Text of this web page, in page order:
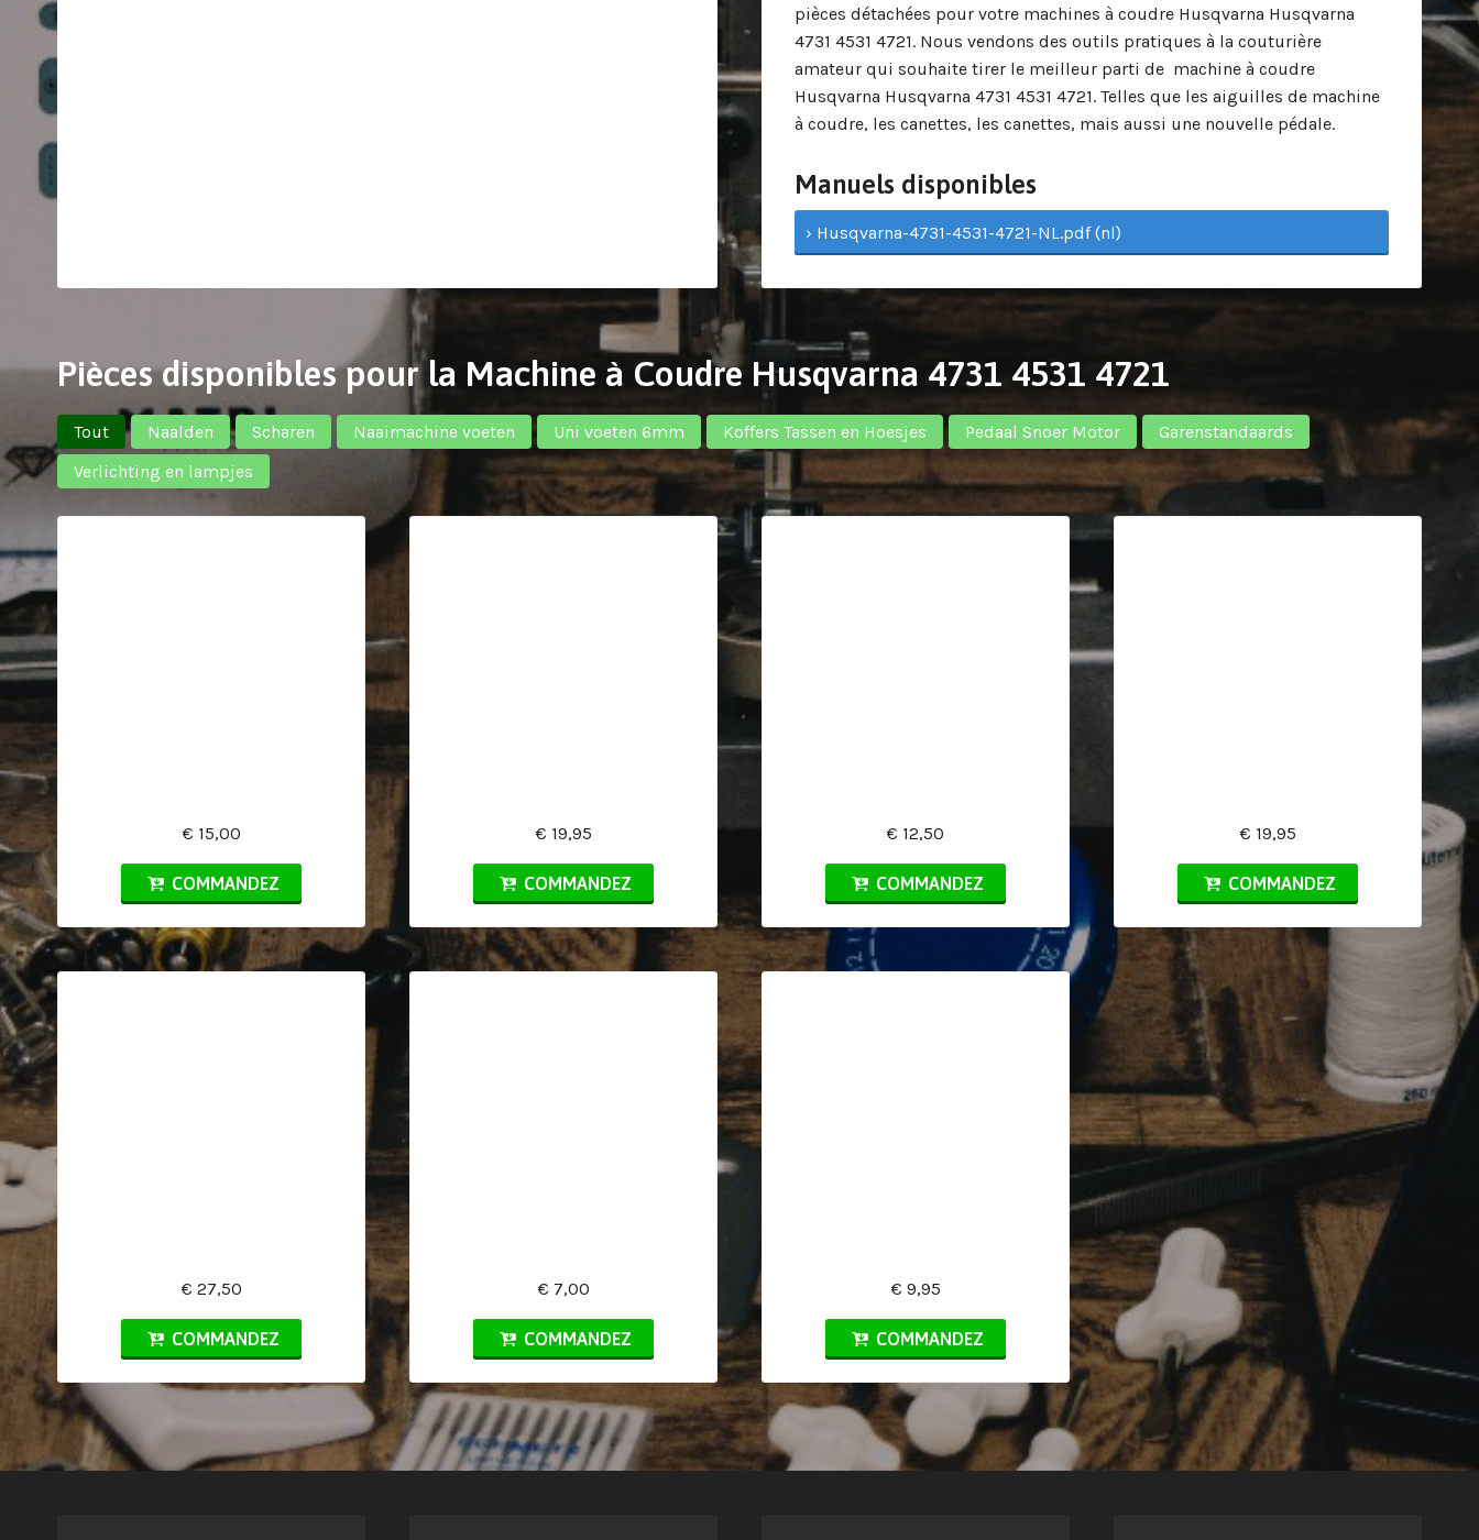
pièces détachées pour votre machines à coudre Husqvarna Husqvarna
4731 4531 4721. Nous vendons des outils pratiques à la couturière
amateur qui souhaite tirer le meilleur parti de machine à coudre
Husqvarna Husqvarna 4731 4531 4721. Telles que les aiguilles de machine
à coudre, les canettes, les canettes, mais aussi une nouvelle pédale.
Manuels disponibles
› Husqvarna-4731-4531-4721-NL.pdf (nl)
Pièces disponibles pour la Machine à Coudre Husqvarna 4731 4531 4721
Tout Naalden Scharen Naaimachine voeten Uni voeten 6mm Koffers Tassen en Hoesjes Pedaal Snoer Motor
Garenstandaards
Verlichting en lampjes
€ 15,00
COMMANDEZ
€ 19,95
COMMANDEZ
€ 12,50
COMMANDEZ
€ 19,95
COMMANDEZ
€ 27,50
COMMANDEZ
€ 7,00
COMMANDEZ
€ 9,95
COMMANDEZ